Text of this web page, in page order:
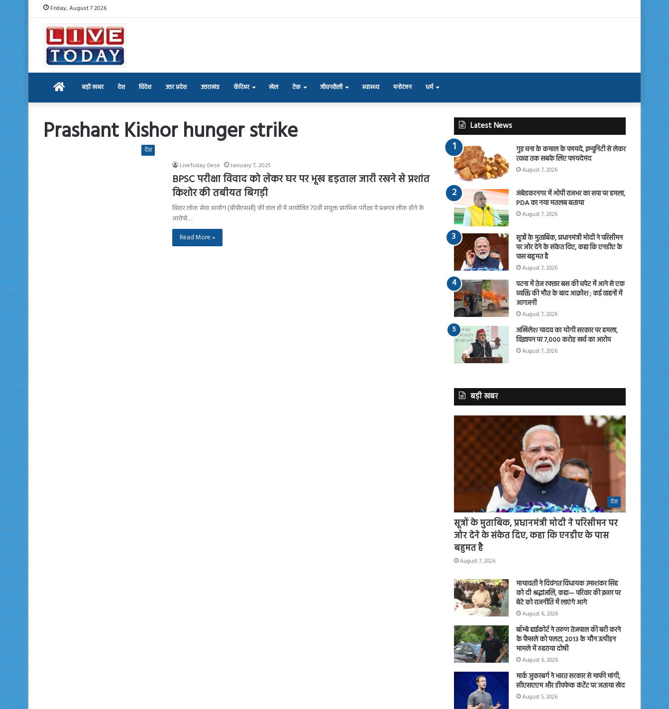
Friday, August 7 2026
Home बड़ी खबर देश विदेश उत्तर प्रदेश उत्तराखंड कॅरिअर खेल टेक जीवनशैली स्वास्थ्य मनोरंजन धर्म
Prashant Kishor hunger strike
देश
LiveToday Desk
January 7, 2025
BPSC परीक्षा विवाद को लेकर घर पर भूख हड़ताल जारी रखने से प्रशांत
किशोर की तबीयत बिगड़ी
बिहार लोक सेवा आयोग (बीपीएससी) की हाल ही में आयोजित 70वीं संयुक्त प्रारंभिक परीक्षा में प्रश्नपत्र लीक होने के
आरोपों…
Read More »
Latest News
गुड़ चना के कमाल के फायदे, इम्यूनिटी से लेकर
त्वचा तक सबके लिए फायदेमंद
August 7, 2026
अंबेडकरनगर में ओपी राजभर का सपा पर हमला,
PDA का नया मतलब बताया
August 7, 2026
सूत्रों के मुताबिक, प्रधानमंत्री मोदी ने परिसीमन
पर जोर देने के संकेत दिए, कहा कि एनडीए के
पास बहुमत है
August 7, 2026
पटना में तेज रफ्तार बस की चपेट में आने से एक
व्यक्ति की मौत के बाद आक्रोश ; कई वाहनों में
आगजनी
August 7, 2026
अखिलेश यादव का योगी सरकार पर हमला,
विज्ञापन पर 7,000 करोड़ खर्च का आरोप
August 7, 2026
बड़ी खबर
देश
सूत्रों के मुताबिक, प्रधानमंत्री मोदी ने परिसीमन पर
जोर देने के संकेत दिए, कहा कि एनडीए के पास
बहुमत है
August 7, 2026
मायावती ने दिवंगत विधायक उमाशंकर सिंह
को दी श्रद्धांजलि, कहा— परिवार की इच्छा पर
बेटे को राजनीति में लाएंगे आगे
August 6, 2026
बॉम्बे हाईकोर्ट ने तरुण तेजपाल की बरी करने
के फैसले को पलटा, 2013 के यौन उत्पीड़न
मामले में ठहराया दोषी
August 6, 2026
मार्क जुकरबर्ग ने भारत सरकार से माफी मांगी,
सीएसएएम और डीपफेक कंटेंट पर जताया खेद
August 5, 2026